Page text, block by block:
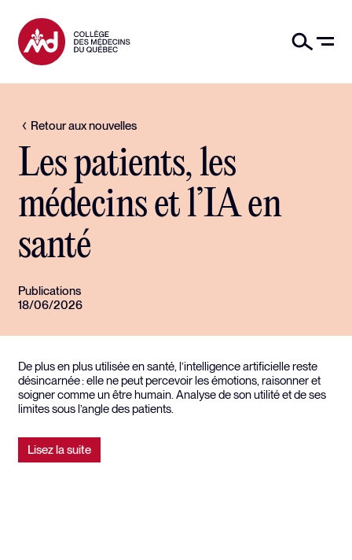
Retour aux nouvelles
Les patients, les
médecins et l’IA en
santé
Publications
18/06/2026
De plus en plus utilisée en santé, l’intelligence artificielle reste
désincarnée : elle ne peut percevoir les émotions, raisonner et
soigner comme un être humain. Analyse de son utilité et de ses
limites sous l’angle des patients.
Lisez la suite